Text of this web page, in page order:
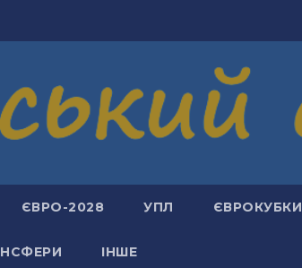
ЄВРО-2028 УПЛ ЄВРОКУБКИ
ІНШЕ